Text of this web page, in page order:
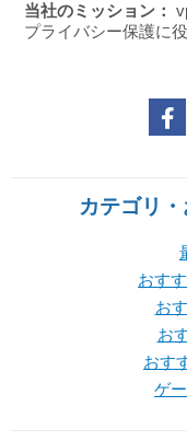
当社のミッション：
プライバシー保護に
カテゴリ
おす
お
お
おす
ゲ